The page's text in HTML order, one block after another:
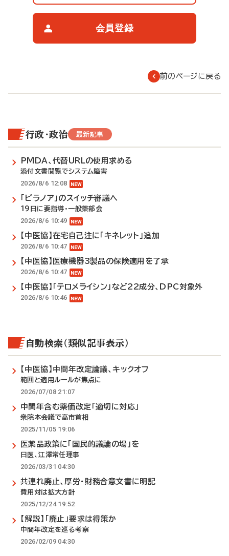
会員登録
前のページに戻る
行政・政治 最新記事
PMDA、代替URLの使用求める
添付文書閲覧でシステム障害
2026/8/6 12:08
「ビラノア」のスイッチ審議へ
19日に要指導・一般薬部会
2026/8/6 10:49
【中医協】在宅自己注に「キネレット」追加
2026/8/6 10:47
【中医協】医療機器3製品の保険適用を了承
2026/8/6 10:47
【中医協】「テロメライシン」など22成分、DPC対象外
2026/8/6 10:46
自動検索（類似記事表示）
【中医協】中間年改定論議、キックオフ
範囲と適用ルールが焦点に
2026/07/08 21:07
中間年含む薬価改定「適切に対応」
衆院本会議で高市首相
2025/11/05 19:06
医薬品政策に「国民的議論の場」を
日医、江澤常任理事
2026/03/31 04:30
共連れ廃止、厚労・財務合意文書に明記
費用対は拡大方針
2025/12/24 19:52
【解説】「廃止」要求は得策か
中間年改定を巡る考察
2026/02/09 04:30